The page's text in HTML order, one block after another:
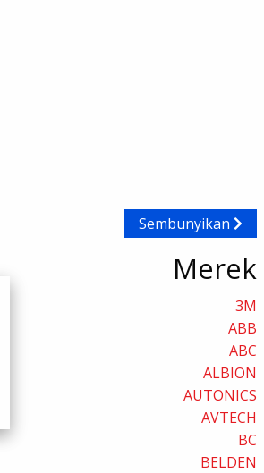
Sembunyikan
Merek
3M
ABB
ABC
ALBION
AUTONICS
AVTECH
BC
BELDEN